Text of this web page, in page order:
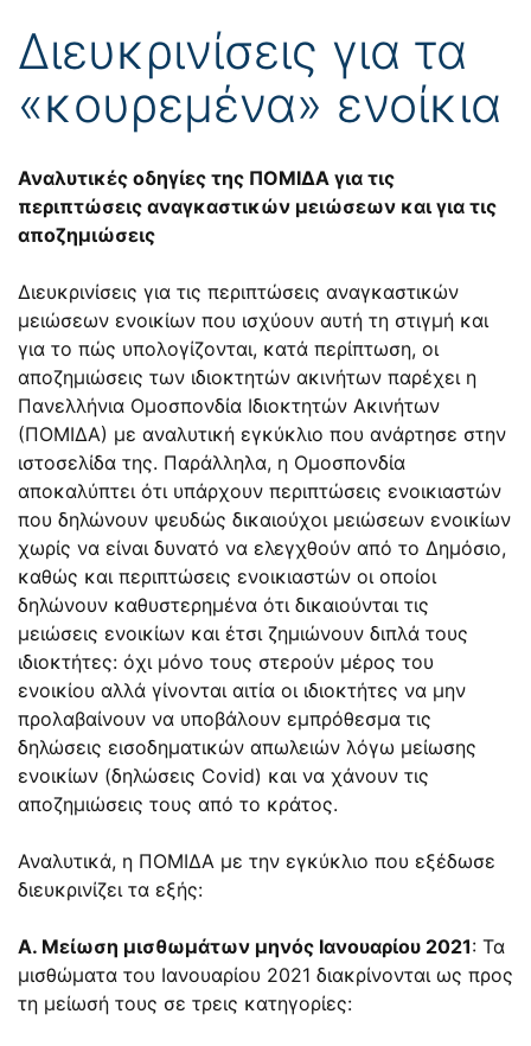
Διευκρινίσεις για τα
«κουρεμένα» ενοίκια
Αναλυτικές οδηγίες της ΠΟΜΙΔΑ για τις
περιπτώσεις αναγκαστικών μειώσεων και για τις
αποζημιώσεις
Διευκρινίσεις για τις περιπτώσεις αναγκαστικών
μειώσεων ενοικίων που ισχύουν αυτή τη στιγμή και
για το πώς υπολογίζονται, κατά περίπτωση, οι
αποζημιώσεις των ιδιοκτητών ακινήτων παρέχει η
Πανελλήνια Ομοσπονδία Ιδιοκτητών Ακινήτων
(ΠΟΜΙΔΑ) με αναλυτική εγκύκλιο που ανάρτησε στην
ιστοσελίδα της. Παράλληλα, η Ομοσπονδία
αποκαλύπτει ότι υπάρχουν περιπτώσεις ενοικιαστών
που δηλώνουν ψευδώς δικαιούχοι μειώσεων ενοικίων
χωρίς να είναι δυνατό να ελεγχθούν από το Δημόσιο,
καθώς και περιπτώσεις ενοικιαστών οι οποίοι
δηλώνουν καθυστερημένα ότι δικαιούνται τις
μειώσεις ενοικίων και έτσι ζημιώνουν διπλά τους
ιδιοκτήτες: όχι μόνο τους στερούν μέρος του
ενοικίου αλλά γίνονται αιτία οι ιδιοκτήτες να μην
προλαβαίνουν να υποβάλουν εμπρόθεσμα τις
δηλώσεις εισοδηματικών απωλειών λόγω μείωσης
ενοικίων (δηλώσεις Covid) και να χάνουν τις
αποζημιώσεις τους από το κράτος.
Αναλυτικά, η ΠΟΜΙΔΑ με την εγκύκλιο που εξέδωσε
διευκρινίζει τα εξής:
Α. Μείωση μισθωμάτων μηνός Ιανουαρίου 2021: Τα
μισθώματα του Ιανουαρίου 2021 διακρίνονται ως προς
τη μείωσή τους σε τρεις κατηγορίες: